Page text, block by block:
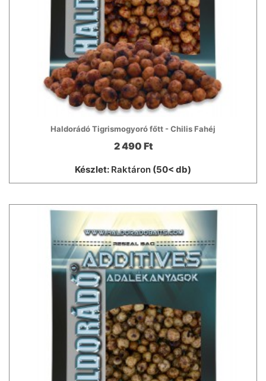
Haldorádó Tigrismogyoró főtt - Chilis Fahéj
2 490 Ft
Készlet: Raktáron (50< db)